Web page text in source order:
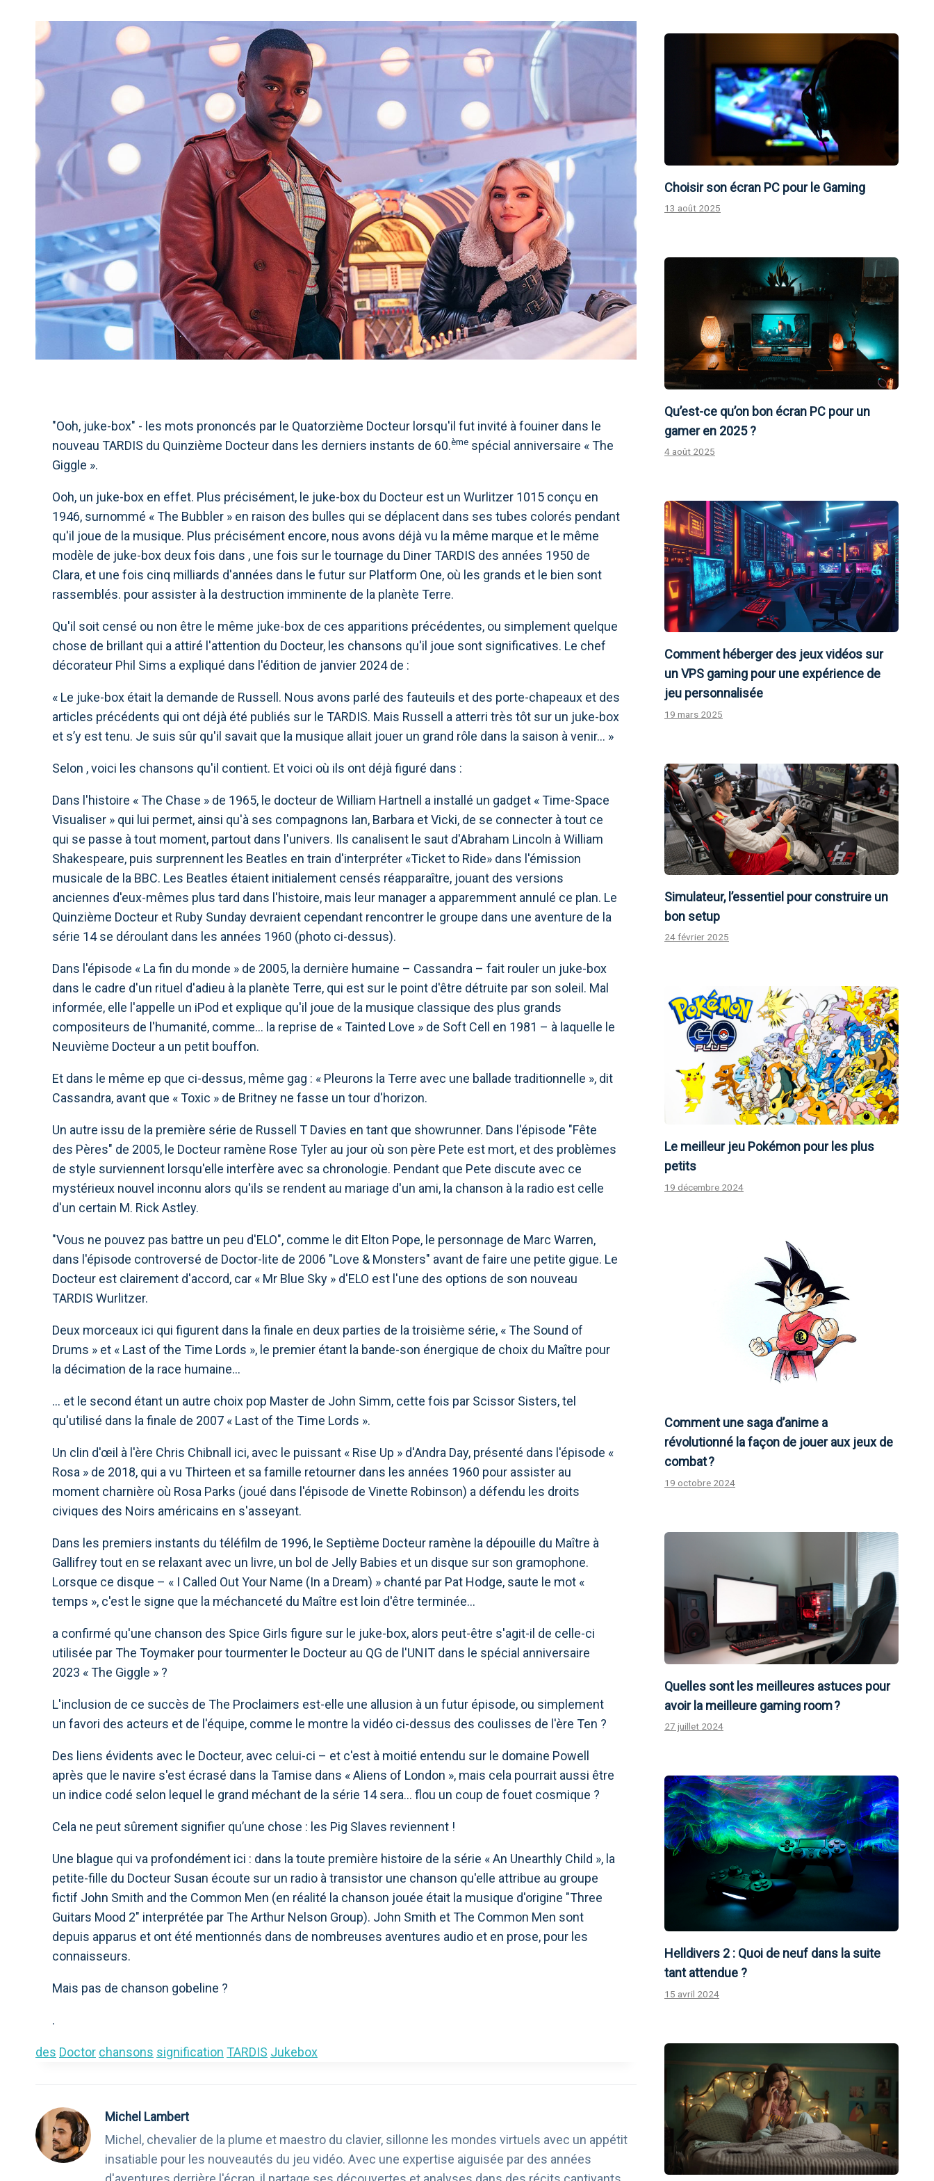
"Ooh, juke-box" - les mots prononcés par le Quatorzième Docteur lorsqu'il fut invité à fouiner dans le
nouveau TARDIS du Quinzième Docteur dans les derniers instants de 60.ème spécial anniversaire « The
Giggle ».
Ooh, un juke-box en effet. Plus précisément, le juke-box du Docteur est un Wurlitzer 1015 conçu en
1946, surnommé « The Bubbler » en raison des bulles qui se déplacent dans ses tubes colorés pendant
qu'il joue de la musique. Plus précisément encore, nous avons déjà vu la même marque et le même
modèle de juke-box deux fois dans , une fois sur le tournage du Diner TARDIS des années 1950 de
Clara, et une fois cinq milliards d'années dans le futur sur Platform One, où les grands et le bien sont
rassemblés. pour assister à la destruction imminente de la planète Terre.
Qu'il soit censé ou non être le même juke-box de ces apparitions précédentes, ou simplement quelque
chose de brillant qui a attiré l'attention du Docteur, les chansons qu'il joue sont significatives. Le chef
décorateur Phil Sims a expliqué dans l'édition de janvier 2024 de :
« Le juke-box était la demande de Russell. Nous avons parlé des fauteuils et des porte-chapeaux et des
articles précédents qui ont déjà été publiés sur le TARDIS. Mais Russell a atterri très tôt sur un juke-box
et s’y est tenu. Je suis sûr qu'il savait que la musique allait jouer un grand rôle dans la saison à venir… »
Selon , voici les chansons qu'il contient. Et voici où ils ont déjà figuré dans :
Dans l'histoire « The Chase » de 1965, le docteur de William Hartnell a installé un gadget « Time-Space
Visualiser » qui lui permet, ainsi qu'à ses compagnons Ian, Barbara et Vicki, de se connecter à tout ce
qui se passe à tout moment, partout dans l'univers. Ils canalisent le saut d'Abraham Lincoln à William
Shakespeare, puis surprennent les Beatles en train d'interpréter «Ticket to Ride» dans l'émission
musicale de la BBC. Les Beatles étaient initialement censés réapparaître, jouant des versions
anciennes d'eux-mêmes plus tard dans l'histoire, mais leur manager a apparemment annulé ce plan. Le
Quinzième Docteur et Ruby Sunday devraient cependant rencontrer le groupe dans une aventure de la
série 14 se déroulant dans les années 1960 (photo ci-dessus).
Dans l'épisode « La fin du monde » de 2005, la dernière humaine – Cassandra – fait rouler un juke-box
dans le cadre d'un rituel d'adieu à la planète Terre, qui est sur le point d'être détruite par son soleil. Mal
informée, elle l'appelle un iPod et explique qu'il joue de la musique classique des plus grands
compositeurs de l'humanité, comme… la reprise de « Tainted Love » de Soft Cell en 1981 – à laquelle le
Neuvième Docteur a un petit bouffon.
Et dans le même ep que ci-dessus, même gag : « Pleurons la Terre avec une ballade traditionnelle », dit
Cassandra, avant que « Toxic » de Britney ne fasse un tour d'horizon.
Un autre issu de la première série de Russell T Davies en tant que showrunner. Dans l'épisode "Fête
des Pères" de 2005, le Docteur ramène Rose Tyler au jour où son père Pete est mort, et des problèmes
de style surviennent lorsqu'elle interfère avec sa chronologie. Pendant que Pete discute avec ce
mystérieux nouvel inconnu alors qu'ils se rendent au mariage d'un ami, la chanson à la radio est celle
d'un certain M. Rick Astley.
"Vous ne pouvez pas battre un peu d'ELO", comme le dit Elton Pope, le personnage de Marc Warren,
dans l'épisode controversé de Doctor-lite de 2006 "Love & Monsters" avant de faire une petite gigue. Le
Docteur est clairement d'accord, car « Mr Blue Sky » d'ELO est l'une des options de son nouveau
TARDIS Wurlitzer.
Deux morceaux ici qui figurent dans la finale en deux parties de la troisième série, « The Sound of
Drums » et « Last of the Time Lords », le premier étant la bande-son énergique de choix du Maître pour
la décimation de la race humaine…
… et le second étant un autre choix pop Master de John Simm, cette fois par Scissor Sisters, tel
qu'utilisé dans la finale de 2007 « Last of the Time Lords ».
Un clin d'œil à l'ère Chris Chibnall ici, avec le puissant « Rise Up » d'Andra Day, présenté dans l'épisode «
Rosa » de 2018, qui a vu Thirteen et sa famille retourner dans les années 1960 pour assister au
moment charnière où Rosa Parks (joué dans l'épisode de Vinette Robinson) a défendu les droits
civiques des Noirs américains en s'asseyant.
Dans les premiers instants du téléfilm de 1996, le Septième Docteur ramène la dépouille du Maître à
Gallifrey tout en se relaxant avec un livre, un bol de Jelly Babies et un disque sur son gramophone.
Lorsque ce disque – « I Called Out Your Name (In a Dream) » chanté par Pat Hodge, saute le mot «
temps », c'est le signe que la méchanceté du Maître est loin d'être terminée…
a confirmé qu'une chanson des Spice Girls figure sur le juke-box, alors peut-être s'agit-il de celle-ci
utilisée par The Toymaker pour tourmenter le Docteur au QG de l'UNIT dans le spécial anniversaire
2023 « The Giggle » ?
L'inclusion de ce succès de The Proclaimers est-elle une allusion à un futur épisode, ou simplement
un favori des acteurs et de l'équipe, comme le montre la vidéo ci-dessus des coulisses de l'ère Ten ?
Des liens évidents avec le Docteur, avec celui-ci – et c'est à moitié entendu sur le domaine Powell
après que le navire s'est écrasé dans la Tamise dans « Aliens of London », mais cela pourrait aussi être
un indice codé selon lequel le grand méchant de la série 14 sera… flou un coup de fouet cosmique ?
Cela ne peut sûrement signifier qu’une chose : les Pig Slaves reviennent !
Une blague qui va profondément ici : dans la toute première histoire de la série « An Unearthly Child », la
petite-fille du Docteur Susan écoute sur un radio à transistor une chanson qu'elle attribue au groupe
fictif John Smith and the Common Men (en réalité la chanson jouée était la musique d'origine "Three
Guitars Mood 2" interprétée par The Arthur Nelson Group). John Smith et The Common Men sont
depuis apparus et ont été mentionnés dans de nombreuses aventures audio et en prose, pour les
connaisseurs.
Mais pas de chanson gobeline ?
.
des Doctor chansons signification TARDIS Jukebox
Michel Lambert
Michel, chevalier de la plume et maestro du clavier, sillonne les mondes virtuels avec un appétit
insatiable pour les nouveautés du jeu vidéo. Avec une expertise aiguisée par des années
Choisir son écran PC pour le Gaming
13 août 2025
Qu’est-ce qu’on bon écran PC pour un
gamer en 2025 ?
4 août 2025
Comment héberger des jeux vidéos sur
un VPS gaming pour une expérience de
jeu personnalisée
19 mars 2025
Simulateur, l’essentiel pour construire un
bon setup
24 février 2025
Le meilleur jeu Pokémon pour les plus
petits
19 décembre 2024
Comment une saga d’anime a
révolutionné la façon de jouer aux jeux de
combat ?
19 octobre 2024
Quelles sont les meilleures astuces pour
avoir la meilleure gaming room ?
27 juillet 2024
Helldivers 2 : Quoi de neuf dans la suite
tant attendue ?
15 avril 2024